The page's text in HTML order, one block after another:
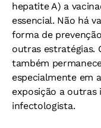
hepatite A) a
essencial. Não há
forma de
outras estratégias.
também
especialmente em
exposição a outras
infectologista.